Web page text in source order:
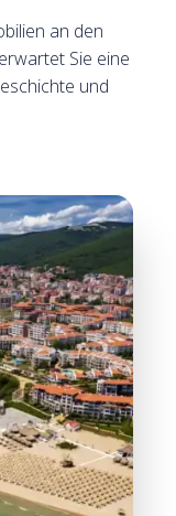
an den
Sie eine
und